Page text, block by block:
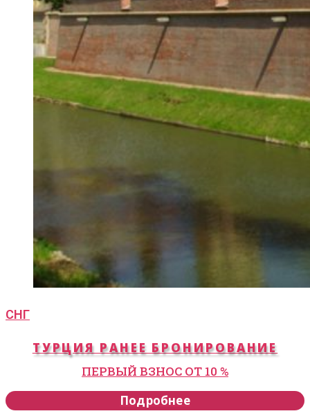
СНГ
ТУРЦИЯ РАНЕЕ БРОНИРОВАНИЕ
ПЕРВЫЙ ВЗНОС ОТ 10 %
Подробнее